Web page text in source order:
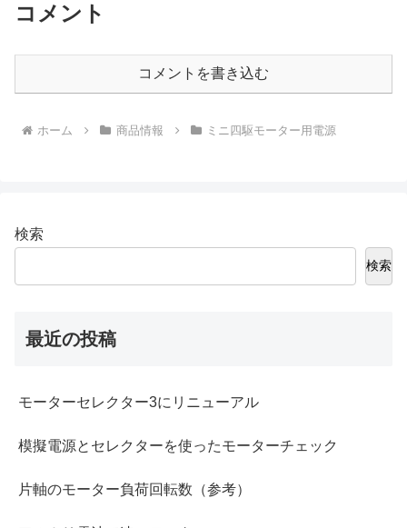
コメント
コメントを書き込む
ホーム 商品情報 ミニ四駆モーター用電源
検索
検索
最近の投稿
モーターセレクター3にリニューアル
模擬電源とセレクターを使ったモーターチェック
片軸のモーター負荷回転数（参考）